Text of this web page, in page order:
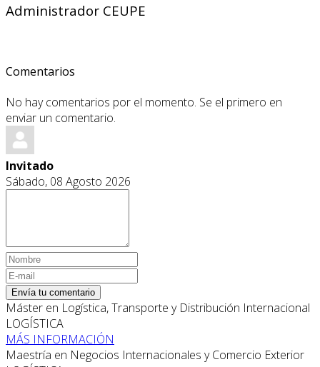
Administrador CEUPE
Comentarios
No hay comentarios por el momento. Se el primero en
enviar un comentario.
Invitado
Sábado, 08 Agosto 2026
Envía tu comentario
Máster en Logística, Transporte y Distribución Internacional
LOGÍSTICA
MÁS INFORMACIÓN
Maestría en Negocios Internacionales y Comercio Exterior